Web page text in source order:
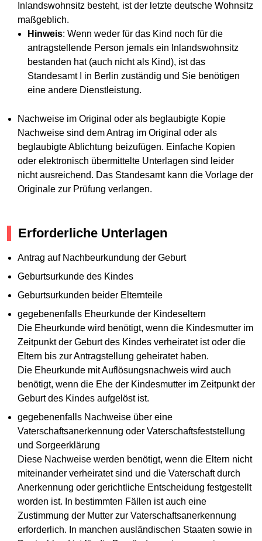
Inlandswohnsitz besteht, ist der letzte deutsche Wohnsitz
maßgeblich.
Hinweis: Wenn weder für das Kind noch für die
antragstellende Person jemals ein Inlandswohnsitz
bestanden hat (auch nicht als Kind), ist das
Standesamt I in Berlin zuständig und Sie benötigen
eine andere Dienstleistung.
Nachweise im Original oder als beglaubigte Kopie
Nachweise sind dem Antrag im Original oder als
beglaubigte Ablichtung beizufügen. Einfache Kopien
oder elektronisch übermittelte Unterlagen sind leider
nicht ausreichend. Das Standesamt kann die Vorlage der
Originale zur Prüfung verlangen.
Erforderliche Unterlagen
Antrag auf Nachbeurkundung der Geburt
Geburtsurkunde des Kindes
Geburtsurkunden beider Elternteile
gegebenenfalls Eheurkunde der Kindeseltern
Die Eheurkunde wird benötigt, wenn die Kindesmutter im
Zeitpunkt der Geburt des Kindes verheiratet ist oder die
Eltern bis zur Antragstellung geheiratet haben.
Die Eheurkunde mit Auflösungsnachweis wird auch
benötigt, wenn die Ehe der Kindesmutter im Zeitpunkt der
Geburt des Kindes aufgelöst ist.
gegebenenfalls Nachweise über eine
Vaterschaftsanerkennung oder Vaterschaftsfeststellung
und Sorgeerklärung
Diese Nachweise werden benötigt, wenn die Eltern nicht
miteinander verheiratet sind und die Vaterschaft durch
Anerkennung oder gerichtliche Entscheidung festgestellt
worden ist. In bestimmten Fällen ist auch eine
Zustimmung der Mutter zur Vaterschaftsanerkennung
erforderlich. In manchen ausländischen Staaten sowie in